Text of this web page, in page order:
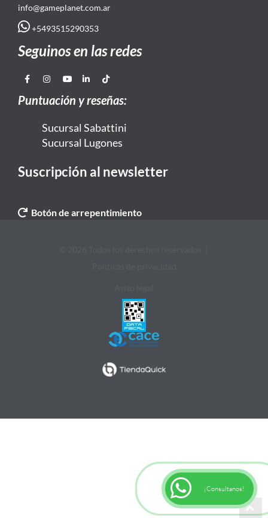
info@gameplanet.com.ar
+5493515290353
Seguinos en las redes
Puntuación y reseñas:
Sucursal Sabattini
Sucursal Lugones
Suscripción al newsletter
Botón de arrepentimiento
¡Consultanos!